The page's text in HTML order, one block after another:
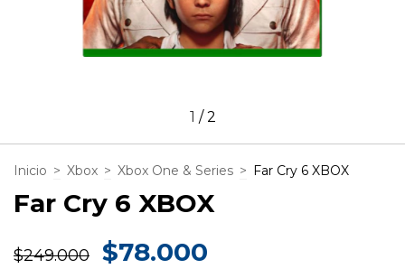
1 /2
Inicio > Xbox > Xbox One & Series > Far Cry 6 XBOX
Far Cry 6 XBOX
$249.000 $78.000